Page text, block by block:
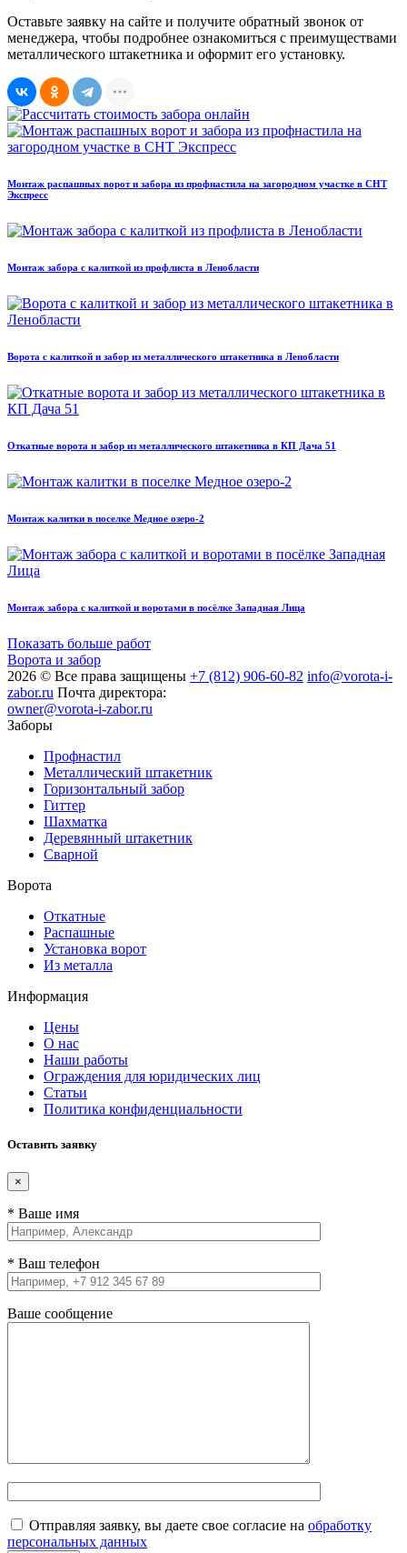
Оставьте заявку на сайте и получите обратный звонок от
менеджера, чтобы подробнее ознакомиться с преимуществами
металлического штакетника и оформит его установку.
Монтаж распашных ворот и забора из профнастила на загородном участке в СНТ
Экспресс
Монтаж забора с калиткой из профлиста в Ленобласти
Ворота с калиткой и забор из металлического штакетника в Ленобласти
Откатные ворота и забор из металлического штакетника в КП Дача 51
Монтаж калитки в поселке Медное озеро-2
Монтаж забора с калиткой и воротами в посёлке Западная Лица
Показать больше работ
Ворота и забор
2026 © Все права защищены +7 (812) 906-60-82 info@vorota-i-
zabor.ru Почта директора:
owner@vorota-i-zabor.ru
Заборы
Профнастил
Металлический штакетник
Горизонтальный забор
Гиттер
Шахматка
Деревянный штакетник
Сварной
Ворота
Откатные
Распашные
Установка ворот
Из металла
Информация
Цены
О нас
Наши работы
Ограждения для юридических лиц
Статьи
Политика конфиденциальности
Оставить заявку
×
* Ваше имя
* Ваш телефон
Ваше сообщение
Отправляя заявку, вы даете свое согласие на обработку
персональных данных